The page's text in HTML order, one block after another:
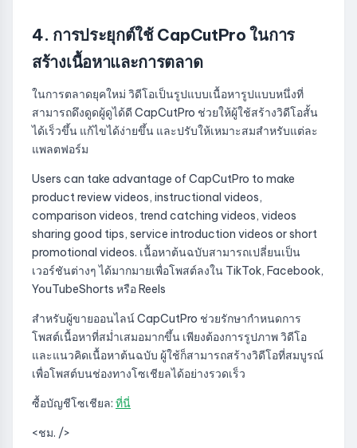
4. การประยุกต์ใช้ CapCutPro ในการ
สร้างเนื้อหาและการตลาด
ในการตลาดยุคใหม่ วิดีโอเป็นรูปแบบเนื้อหารูปแบบหนึ่งที่
สามารถดึงดูดผู้ดูได้ดี CapCutPro ช่วยให้ผู้ใช้สร้างวิดีโอสั้น
ได้เร็วขึ้น แก้ไขได้ง่ายขึ้น และปรับให้เหมาะสมสำหรับแต่ละ
แพลตฟอร์ม
Users can take advantage of CapCutPro to make
product review videos, instructional videos,
comparison videos, trend catching videos, videos
sharing good tips, service introduction videos or short
promotional videos. เนื้อหาต้นฉบับสามารถเปลี่ยนเป็น
เวอร์ชันต่างๆ ได้มากมายเพื่อโพสต์ลงใน TikTok, Facebook,
YouTubeShorts หรือ Reels
สำหรับผู้ขายออนไลน์ CapCutPro ช่วยรักษากำหนดการ
โพสต์เนื้อหาที่สม่ำเสมอมากขึ้น เพียงต้องการรูปภาพ วิดีโอ
และแนวคิดเนื้อหาต้นฉบับ ผู้ใช้ก็สามารถสร้างวิดีโอที่สมบูรณ์
เพื่อโพสต์บนช่องทางโซเชียลได้อย่างรวดเร็ว
ซื้อบัญชีโซเชียล: ที่นี่
<ชม. />